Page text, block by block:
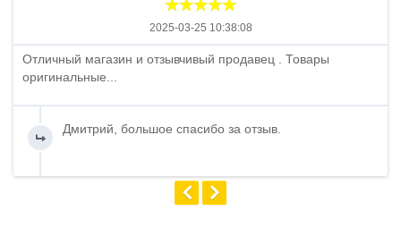
2025-03-25 10:38:08
Отличный магазин и отзывчивый продавец . Товары
оригинальные...
Дмитрий, большое спасибо за отзыв.